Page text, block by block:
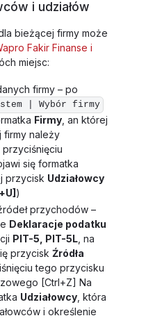
i udziałów
bieżącej firmy może
Fakir Finanse i
miejsc:
firmy – po
| Wybór firmy
Firmy , an której
firmy należy
przyciśnięciu
się formatka
przycisk Udziałowcy
)
przychodów –
Deklaracje podatku
PIT-5, PIT-5L , na
przycisk Źródła
tego przycisku
[Ctrl+Z] Na
Udziałowcy , która
i określenie